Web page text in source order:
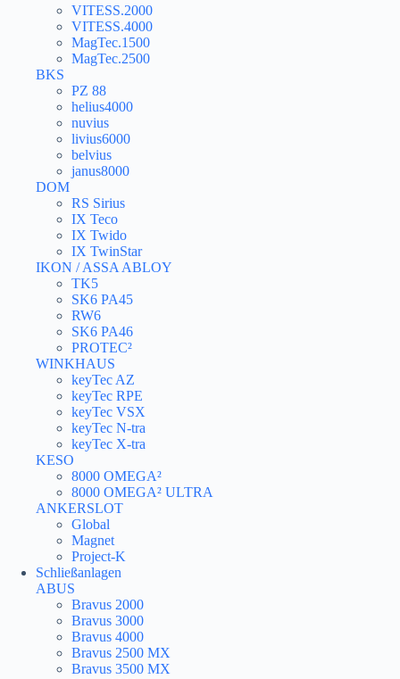
VITESS.2000
VITESS.4000
MagTec.1500
MagTec.2500
BKS
PZ 88
helius4000
nuvius
livius6000
belvius
janus8000
DOM
RS Sirius
IX Teco
IX Twido
IX TwinStar
IKON / ASSA ABLOY
TK5
SK6 PA45
RW6
SK6 PA46
PROTEC²
WINKHAUS
keyTec AZ
keyTec RPE
keyTec VSX
keyTec N-tra
keyTec X-tra
KESO
8000 OMEGA²
8000 OMEGA² ULTRA
ANKERSLOT
Global
Magnet
Project-K
Schließanlagen
ABUS
Bravus 2000
Bravus 3000
Bravus 4000
Bravus 2500 MX
Bravus 3500 MX